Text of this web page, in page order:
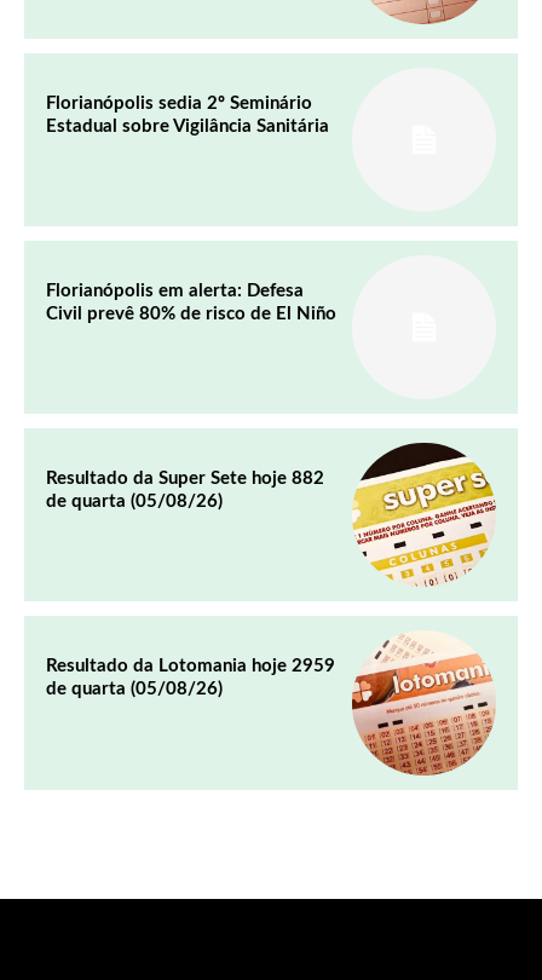
Florianópolis sedia 2º Seminário
Estadual sobre Vigilância Sanitária
Florianópolis em alerta: Defesa
Civil prevê 80% de risco de El Niño
Resultado da Super Sete hoje 882
de quarta (05/08/26)
Resultado da Lotomania hoje 2959
de quarta (05/08/26)